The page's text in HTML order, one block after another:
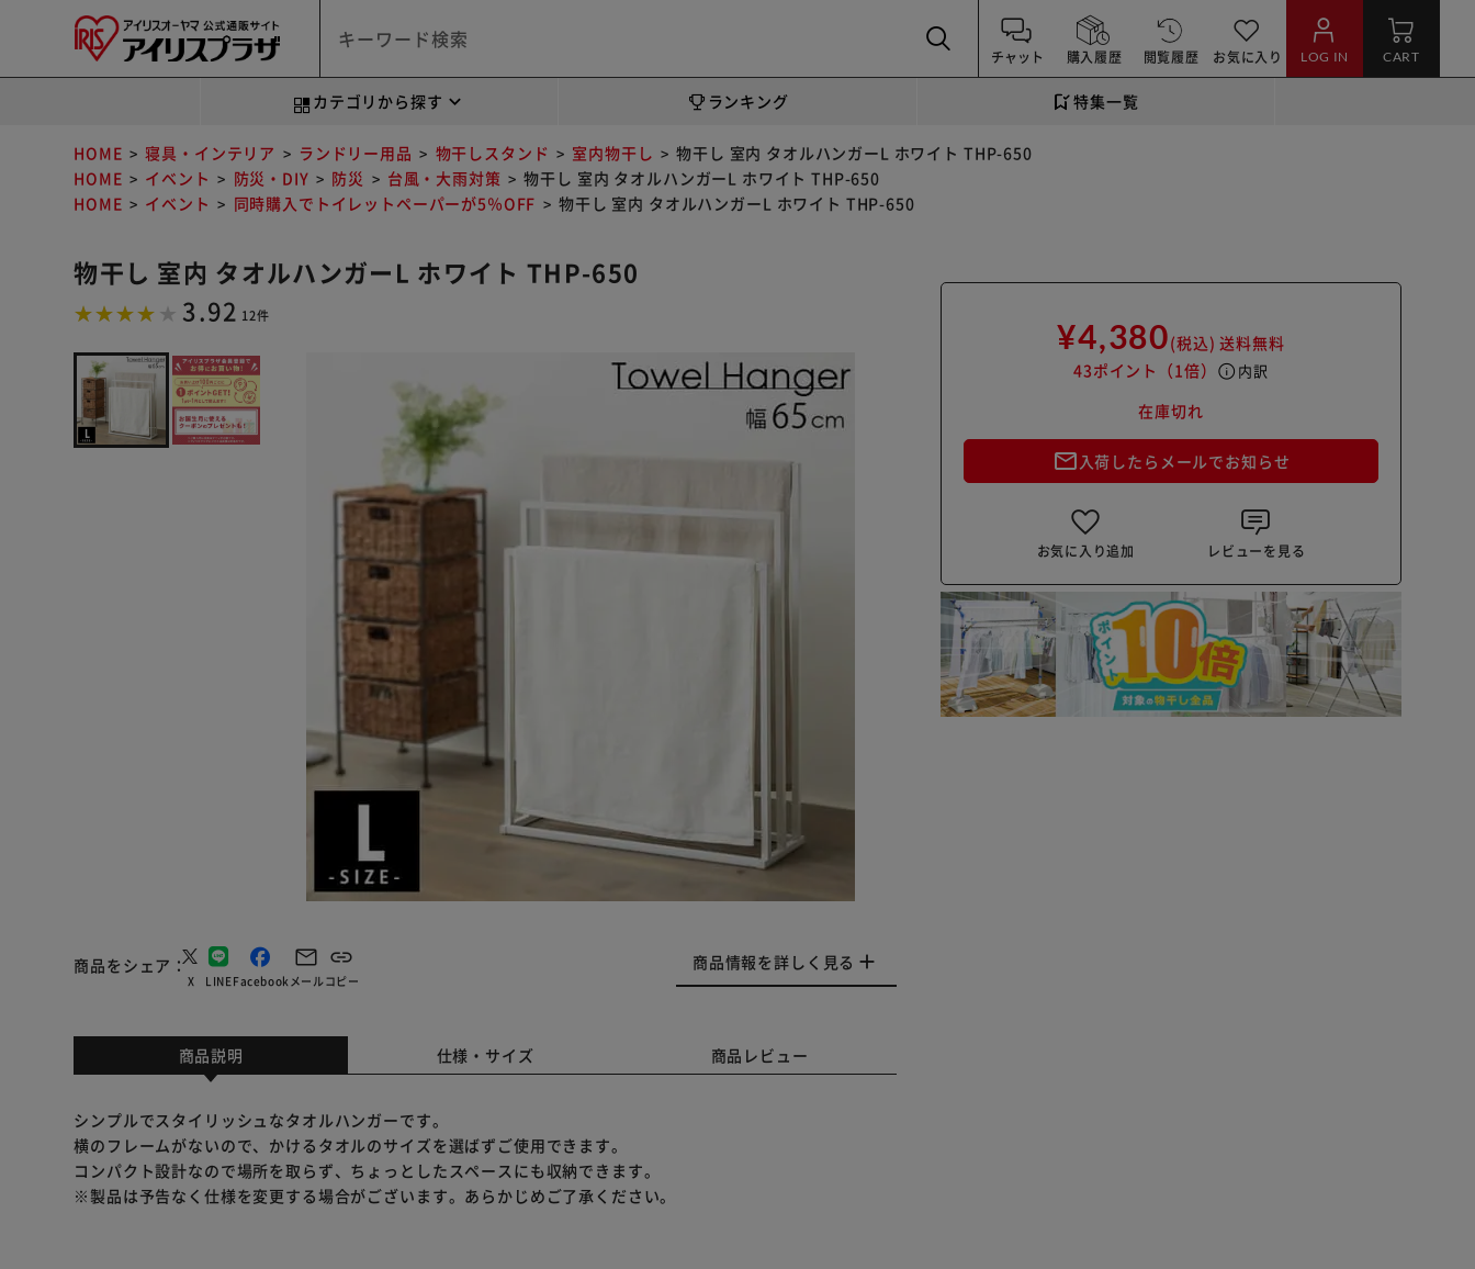
チャット 購入履歴 閲覧履歴 お気に入り LOG IN CART
カテゴリから探す ランキング 特集一覧
HOME 寝具・インテリア ランドリー用品 物干しスタンド 室内物干し
物干し 室内 タオルハンガーL ホワイト THP-650
HOME
イベント 防災・DIY 防災 台風・大雨対策
物干し 室内 タオルハンガーL ホワイト THP-650
HOME
イベント 同時購入でトイレットペーパーが5％OFF 物干し 室内 タオルハンガーL ホワイト THP-650
物干し 室内 タオルハンガーL ホワイト THP-650
3.92 12件
商品をシェア
X LINEFacebookメールコピー
商品情報を詳しく見る
¥4,380(税込) 送料無料
43ポイント （1倍） info 内訳
在庫切れ
mail_outline 入荷したらメールでお知らせ
お気に入り追加 レビューを見る
商品説明 仕様・サイズ 商品レビュー
シンプルでスタイリッシュなタオルハンガーです。
横のフレームがないので、かけるタオルのサイズを選ばずご使用できます。
コンパクト設計なので場所を取らず、ちょっとしたスペースにも収納できます。
※製品は予告なく仕様を変更する場合がございます。あらかじめご了承ください。